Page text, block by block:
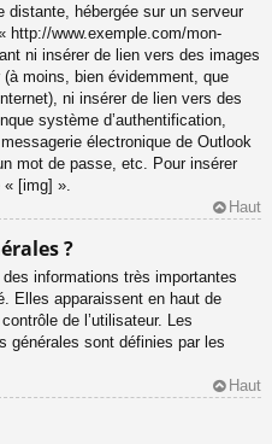
distante, hébergée sur un serveur
http://www.exemple.com/mon-
ni insérer de lien vers des images
moins, bien évidemment, que
ni insérer de lien vers des
système d’authentification,
électronique de Outlook
mot de passe, etc. Pour insérer
[img] ».
Haut
?
des informations très importantes
Elles apparaissent en haut de
de l’utilisateur. Les
générales sont définies par les
Haut